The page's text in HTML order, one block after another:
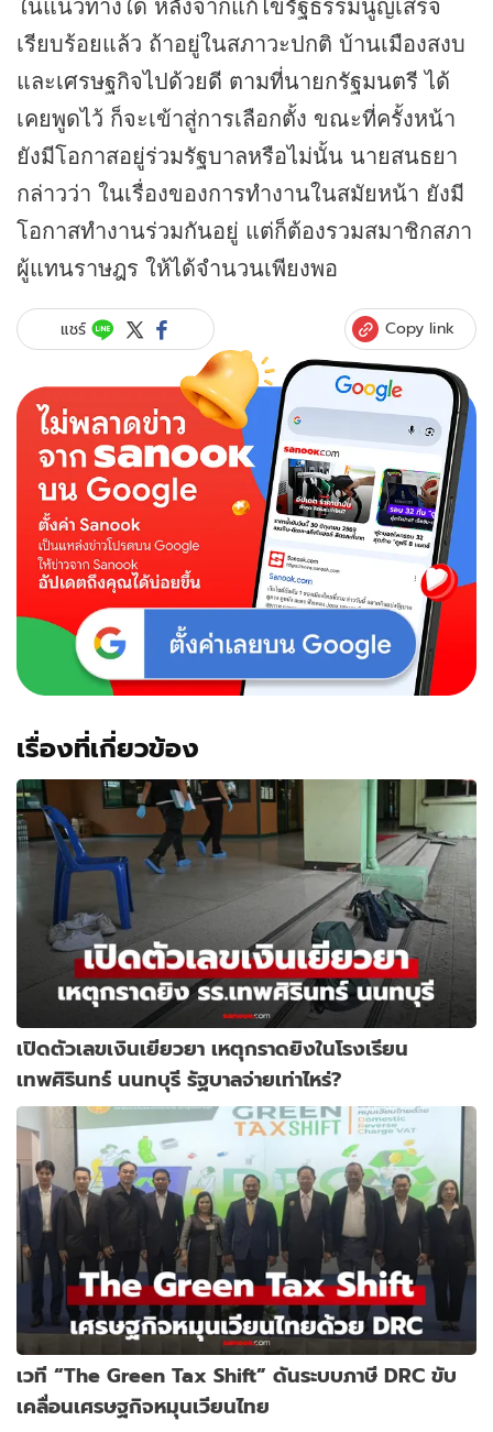
เรียบร้อยแล้ว ถ้าอยู่ในสภาวะปกติ บ้านเมืองสงบ
และเศรษฐกิจไปด้วยดี ตามที่นายกรัฐมนตรี ได้
เคยพูดไว้ ก็จะเข้าสู่การเลือกตั้ง ขณะที่ครั้งหน้า
ยังมีโอกาสอยู่ร่วมรัฐบาลหรือไม่นั้น นายสนธยา
กล่าวว่า ในเรื่องของการทำงานในสมัยหน้า ยังมี
โอกาสทำงานร่วมกันอยู่ แต่ก็ต้องรวมสมาชิกสภา
ผู้แทนราษฎร ให้ได้จำนวนเพียงพอ
แชร์ Copy link
เรื่องที่เกี่ยวข้อง
เปิดตัวเลขเงินเยียวยา เหตุกราดยิงในโรงเรียน
เทพศิรินทร์ นนทบุรี รัฐบาลจ่ายเท่าไหร่?
เวที “The Green Tax Shift” ดันระบบภาษี DRC ขับ
เคลื่อนเศรษฐกิจหมุนเวียนไทย